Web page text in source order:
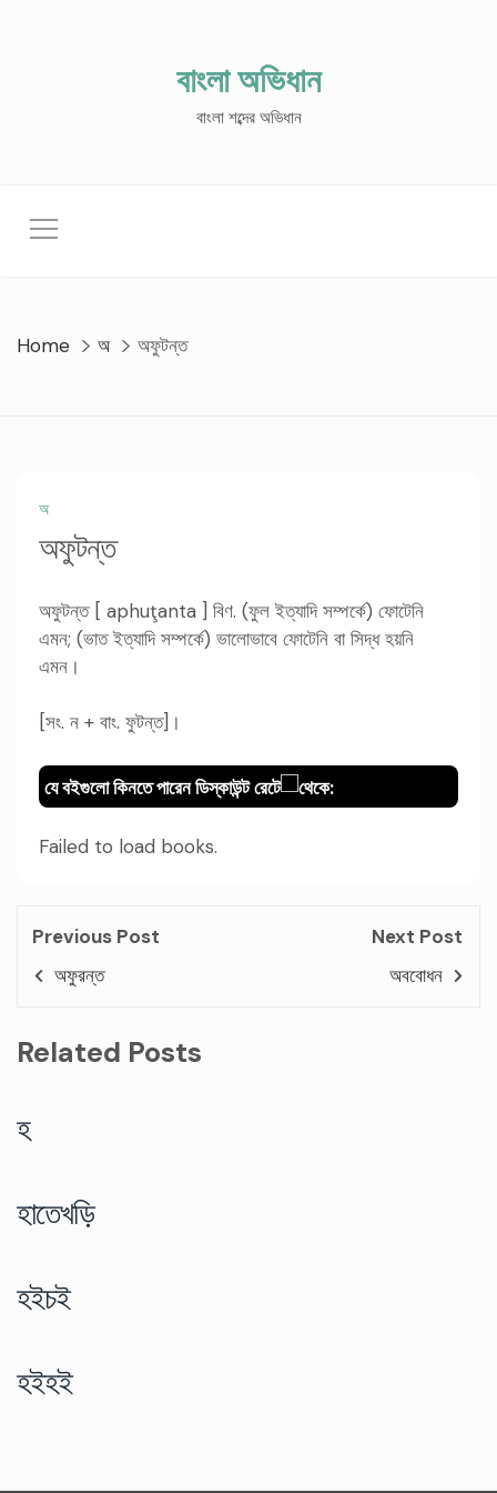
বাংলা অভিধান
বাংলা শব্দের অভিধান
Home অ অফুটন্ত
অ
অফুটন্ত
অফুটন্ত [ aphuţanta ] বিণ. (ফুল ইত্যাদি সম্পর্কে) ফোটেনি
এমন; (ভাত ইত্যাদি সম্পর্কে) ভালোভাবে ফোটেনি বা সিদ্ধ হয়নি
এমন।
[সং. ন + বাং. ফুটন্ত]।
যে বইগুলো কিনতে পারেন ডিস্কাউন্ট রেটে থেকে:
Failed to load books.
Previous Post
অফুরন্ত
Next Post
অববোধন
Related Posts
হ
হাতেখড়ি
হইচই
হইহই